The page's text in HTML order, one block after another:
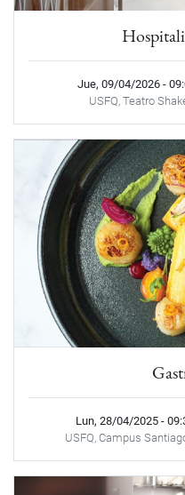
Jue, 09/04/2026 -
USFQ, Teatro
Lun, 28/04/2025 -
USFQ, Campus